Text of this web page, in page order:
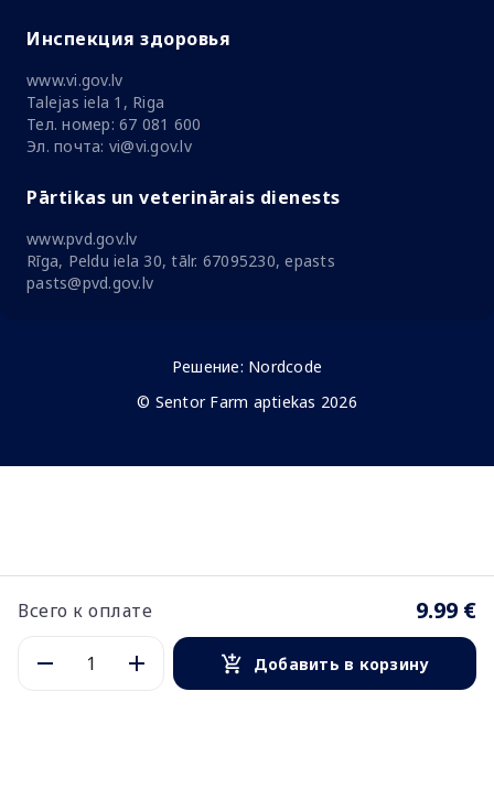
Всего к оплате 9.99 €
Добавить в корзину
Инспекция здоровья
www.vi.gov.lv
Talejas iela 1, Riga
Тел. номер: 67 081 600
Эл. почта: vi@vi.gov.lv
Pārtikas un veterinārais dienests
www.pvd.gov.lv
Rīga, Peldu iela 30, tālr. 67095230, epasts
pasts@pvd.gov.lv
Решение: Nordcode
© Sentor Farm aptiekas 2026